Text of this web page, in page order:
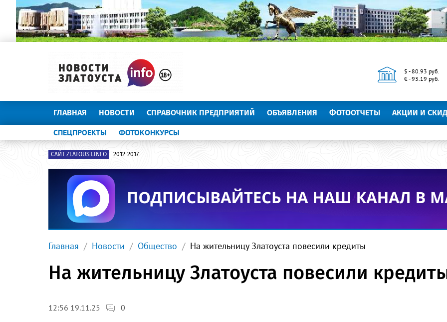
$ - 80.93 руб.
€ - 93.19 руб.
ГЛАВНАЯ НОВОСТИ СПРАВОЧНИК ПРЕДПРИЯТИЙ ОБЪЯВЛЕНИЯ ФОТООТЧЕТЫ АКЦИИ И
СПЕЦПРОЕКТЫ ФОТОКОНКУРСЫ
САЙТ ZLATOUST.INFO 2012-2017
Главная Новости Общество На жительницу Златоуста повесили кредиты
На жительницу Златоуста повесили
12:56 19.11.25 0